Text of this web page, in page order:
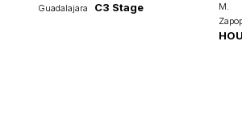
Guadalajara
C3 Stage
M.